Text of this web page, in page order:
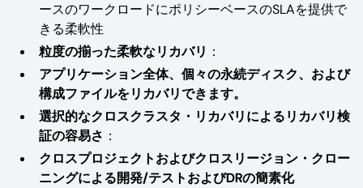
ースのワークロードにポリシーベースのSLAを提供で
きる柔軟性
粒度の揃った柔軟なリカバリ ：
アプリケーション全体、個々の永続ディスク、および
構成ファイルをリカバリできます。
選択的なクロスクラスタ・リカバリによるリカバリ検
証の容易さ ：
クロスプロジェクトおよびクロスリージョン・クロー
ニングによる開発/テストおよびDRの簡素化